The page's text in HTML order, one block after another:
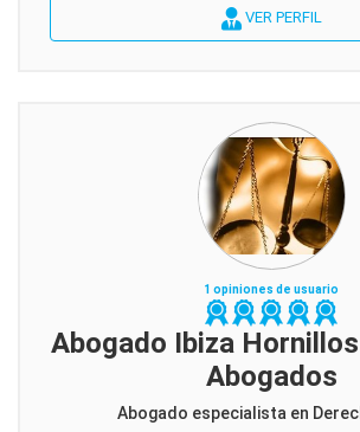
VER PERFIL
1 opiniones de usuario
Abogado Ibiza
Abogados
Abogado especialista en